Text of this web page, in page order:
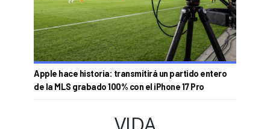
Apple hace historia: transmitirá un partido entero
de la MLS grabado 100% con el iPhone 17 Pro